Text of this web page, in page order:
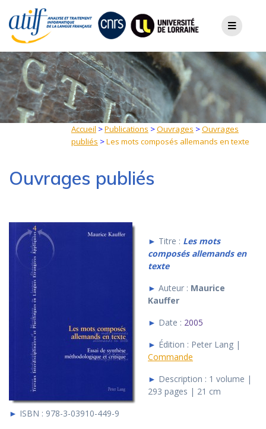
content
Accueil >Publications >Ouvrages >Ouvrages
publiés >Les mots composés allemands en texte
Ouvrages publiés
► Titre : Les mots
composés allemands en
texte
► Auteur : Maurice
Kauffer
► Date : 2005
► Édition : Peter Lang |
Commande
► Description : 1 volume |
293 pages | 21 cm
► ISBN : 978-3-03910-449-9